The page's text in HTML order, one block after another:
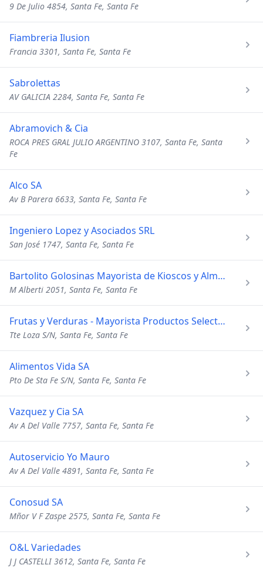
9 De Julio 4854, Santa Fe, Santa Fe
Fiambreria Ilusion
Francia 3301, Santa Fe, Santa Fe
Sabrolettas
AV GALICIA 2284, Santa Fe, Santa Fe
Abramovich & Cia
ROCA PRES GRAL JULIO ARGENTINO 3107, Santa Fe, Santa
Fe
Alco SA
Av B Parera 6633, Santa Fe, Santa Fe
Ingeniero Lopez y Asociados SRL
San José 1747, Santa Fe, Santa Fe
Bartolito Golosinas Mayorista de Kioscos y Almacenes
M Alberti 2051, Santa Fe, Santa Fe
Frutas y Verduras - Mayorista Productos Selectos "El Pipi"
Tte Loza S/N, Santa Fe, Santa Fe
Alimentos Vida SA
Pto De Sta Fe S/N, Santa Fe, Santa Fe
Vazquez y Cia SA
Av A Del Valle 7757, Santa Fe, Santa Fe
Autoservicio Yo Mauro
Av A Del Valle 4891, Santa Fe, Santa Fe
Conosud SA
Mñor V F Zaspe 2575, Santa Fe, Santa Fe
O&L Variedades
J J CASTELLI 3612, Santa Fe, Santa Fe